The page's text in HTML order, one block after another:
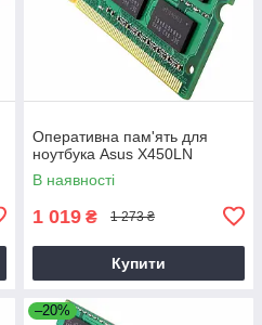
Оперативна пам'ять для
ноутбука Asus X450LN
В наявності
1 019 ₴ 1 273 ₴
Купити
–20%